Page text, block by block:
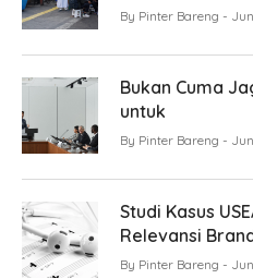
By Pinter Bareng
Bukan Cuma
untuk
By Pinter Bareng
Studi Kasus
Relevansi
By Pinter Bareng